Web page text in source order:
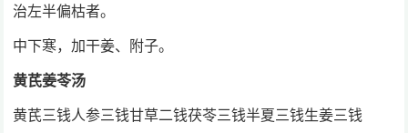
治左半偏枯者。
中下寒，加干姜、附子。
黄芪姜苓汤
黄芪三钱人参三钱甘草二钱茯苓三钱半夏三钱生姜三钱